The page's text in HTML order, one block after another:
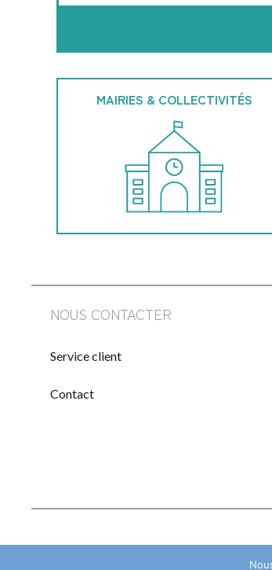
MAIRIES & COLLECTIVITÉS
NOUS CONTACTER
Service client
Contact